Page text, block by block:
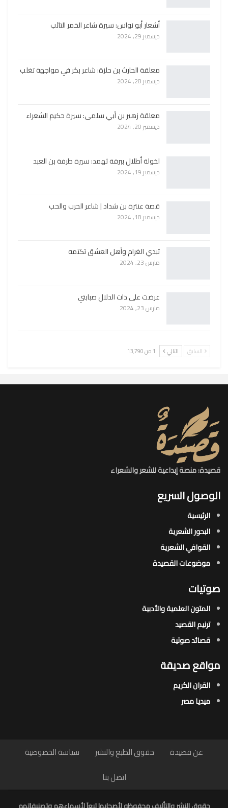
أشعار أبو نواس: سيرة شاعر الخمر التائب
ديسمبر 29, 2024
معلقة الحارث بن حلزة: شاعر بكر في مواجهة تغلب
ديسمبر 28, 2024
معلقة زهير بن أبي سلمى: سيرة حكيم الشعراء
ديسمبر 20, 2024
لخولة أطلال ببرقة ثهمد: سيرة طرفة بن العبد
ديسمبر 19, 2024
قصة عنترة بن شداد | شاعر الحرب والحب
ديسمبر 18, 2024
تبدي الغرام وأهل العشق تكتمه
مارس 23, 2024
عرضت على ذات الدلال صبابتي
مارس 23, 2024
السابق التالي 1 من 13٬790
قصيدة: منصة إبداعية للشعر والشعراء
الوصول السريع
الرئيسية
البحور الشعرية​
القوافي الشعرية​
موضوعات القصيدة​
صوتيات
المتون العلمية والأدبية
ترنيم القصيد
قصائد صوتية
مواقع صديقة
القران الكريم
ميديا مصر
عن قصيدة حقوق الطبع والنشر
سياسة الخصوصية
اتصل بنا